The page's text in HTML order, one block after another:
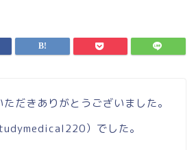
だきありがとうございました。
）でした。